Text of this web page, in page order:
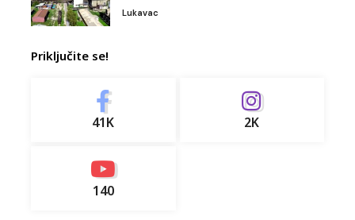
Lukavac
Priključite se!
41K 2K
140